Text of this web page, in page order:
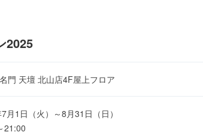
2025
門 天壇 北山店4F屋上フロア
月1日（火）～8月31日（日）
21:00